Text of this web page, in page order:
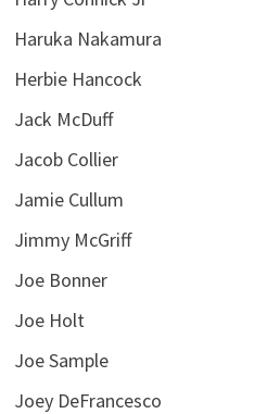
Haruka Nakamura
Herbie Hancock
Jack McDuff
Jacob Collier
Jamie Cullum
Jimmy McGriff
Joe Bonner
Joe Holt
Joe Sample
Joey DeFrancesco